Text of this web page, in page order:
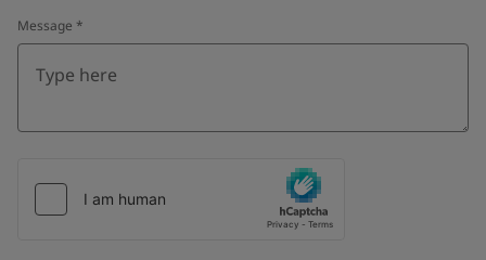
Message *